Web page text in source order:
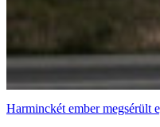
Harminckét ember megsérült